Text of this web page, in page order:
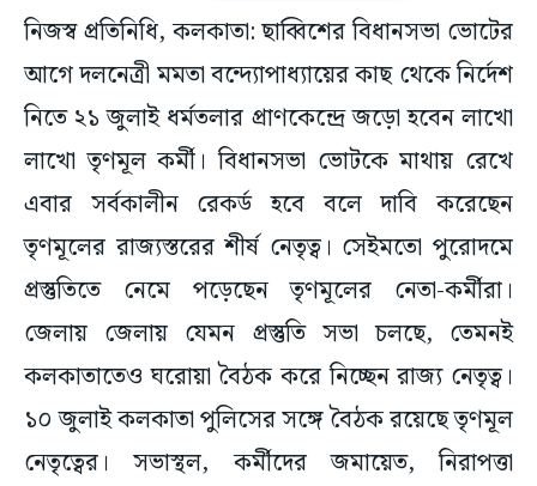
নিজস্ব প্রতিনিধি, কলকাতা: ছাব্বিশের বিধানসভা ভোটের
আগে দলনেত্রী মমতা বন্দ্যোপাধ্যায়ের কাছ থেকে নির্দেশ
নিতে ২১ জুলাই ধর্মতলার প্রাণকেন্দ্রে জড়ো হবেন লাখো
লাখো তৃণমূল কর্মী। বিধানসভা ভোটকে মাথায় রেখে
এবার সর্বকালীন রেকর্ড হবে বলে দাবি করেছেন
তৃণমূলের রাজ্যস্তরের শীর্ষ নেতৃত্ব। সেইমতো পুরোদমে
প্রস্তুতিতে নেমে পড়েছেন তৃণমূলের নেতা-কর্মীরা।
জেলায় জেলায় যেমন প্রস্তুতি সভা চলছে, তেমনই
কলকাতাতেও ঘরোয়া বৈঠক করে নিচ্ছেন রাজ্য নেতৃত্ব।
১০ জুলাই কলকাতা পুলিসের সঙ্গে বৈঠক রয়েছে তৃণমূল
নেতৃত্বের। সভাস্থল, কর্মীদের জমায়েত, নিরাপত্তা